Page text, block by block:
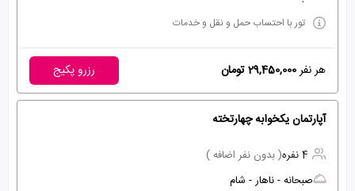
تور با احتساب حمل و نقل و خدمات
هر نفر29,450,000 تومان رزرو پکیج
آپارتمان یکخوابه چهارتخته
4 نفره
( بدون نفر اضافه )
صبحانه - ناهار - شام